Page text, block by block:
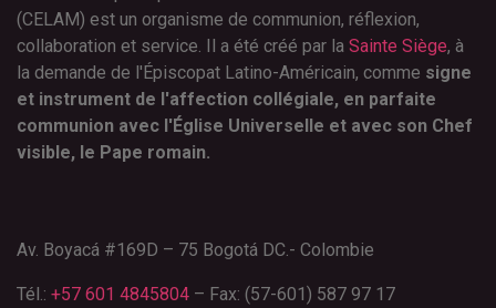
(CELAM) est un organisme de communion, réflexion,
collaboration et service. Il a été créé par la Sainte Siège, à
la demande de l'Épiscopat Latino-Américain, comme signe
et instrument de l'affection collégiale, en parfaite
communion avec l'Église Universelle et avec son Chef
visible, le Pape romain.
Av. Boyacá #169D – 75 Bogotá DC.- Colombie
Tél.: +57 601 4845804 – Fax: (57-601) 587 97 17